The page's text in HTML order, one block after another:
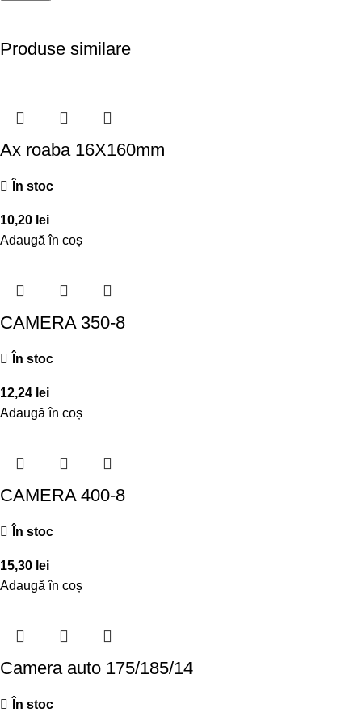
Produse similare
Ax roaba 16X160mm
În stoc
10,20 lei
Adaugă în coș
CAMERA 350-8
În stoc
12,24 lei
Adaugă în coș
CAMERA 400-8
În stoc
15,30 lei
Adaugă în coș
Camera auto 175/185/14
În stoc